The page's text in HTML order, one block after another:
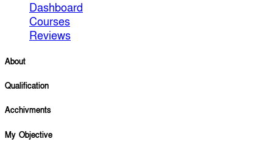
Dashboard
Courses
Reviews
About
Qualification
Acchivments
My Objective